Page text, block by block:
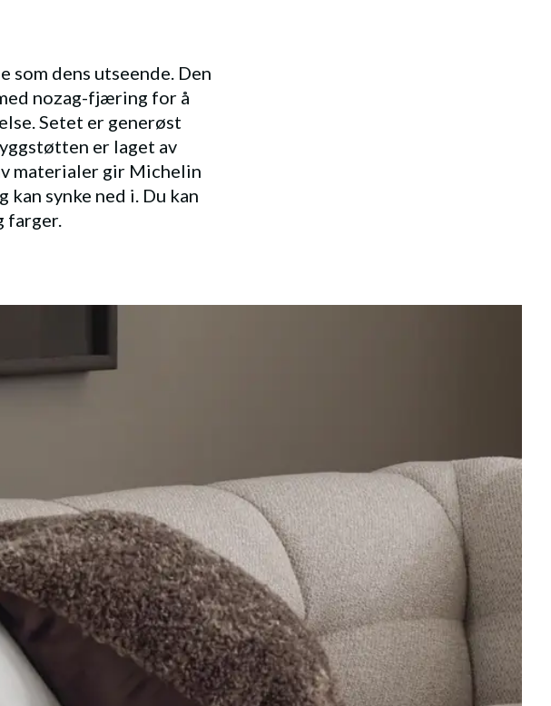
som dens utseende. Den
nozag-fjæring for å
Setet er generøst
er laget av
materialer gir Michelin
synke ned i. Du kan
farger.